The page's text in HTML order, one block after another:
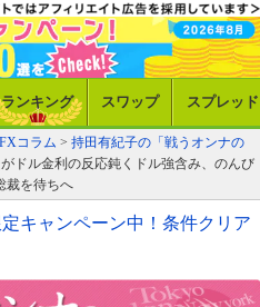
ランキング スワップ スプレッド
コラム > 持田有紀子の「戦うオンナの
ドル金利の反応鈍くドル強含み、のんび
裁を待ちへ
キャンペーン中！条件クリア